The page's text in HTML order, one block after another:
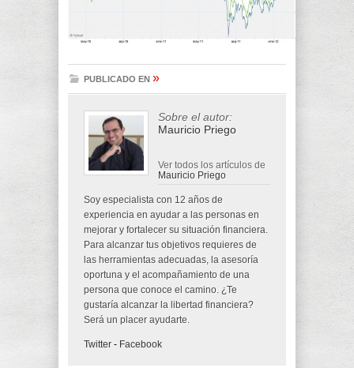
PUBLICADO EN »
Sobre el autor:
Mauricio Priego
Ver todos los artículos de
Mauricio Priego
Soy especialista con 12 años de
experiencia en ayudar a las personas en
mejorar y fortalecer su situación financiera.
Para alcanzar tus objetivos requieres de
las herramientas adecuadas, la asesoría
oportuna y el acompañamiento de una
persona que conoce el camino. ¿Te
gustaría alcanzar la libertad financiera?
Será un placer ayudarte.
Twitter - Facebook